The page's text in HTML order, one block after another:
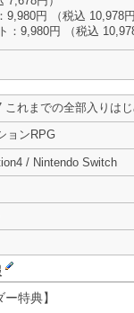
円 （税込 10,978円
：9,980円 （税込
れまでの全部入りはじ
ョンRPG
/ Nintendo Switch
特典】